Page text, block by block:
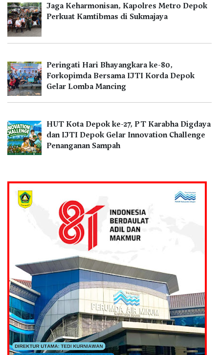
Jaga Keharmonisan, Kapolres Metro Depok
Perkuat Kamtibmas di Sukmajaya
Peringati Hari Bhayangkara ke-80,
Forkopimda Bersama IJTI Korda Depok
Gelar Lomba Mancing
HUT Kota Depok ke-27, PT Karabha Digdaya
dan IJTI Depok Gelar Innovation Challenge
Penanganan Sampah